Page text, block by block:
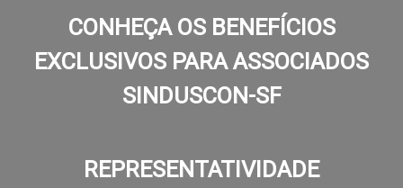
CONHEÇA OS BENEFÍCIOS
EXCLUSIVOS PARA ASSOCIADOS
SINDUSCON-SF
REPRESENTATIVIDADE